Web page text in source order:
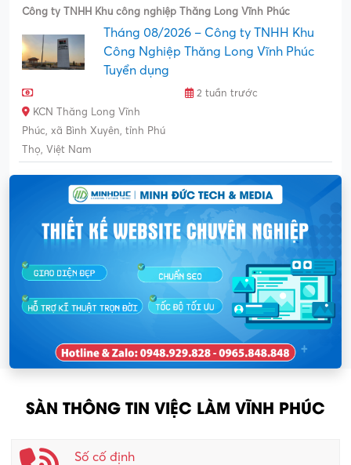
Công ty TNHH Khu công nghiệp Thăng Long Vĩnh Phúc
Tháng 08/2026 – Công ty TNHH Khu
Công Nghiệp Thăng Long Vĩnh Phúc
Tuyển dụng
2 tuần trước
KCN Thăng Long Vĩnh
Phúc, xã Bình Xuyên, tỉnh Phú
Thọ, Việt Nam
SÀN THÔNG TIN VIỆC LÀM VĨNH PHÚC
Số cố định